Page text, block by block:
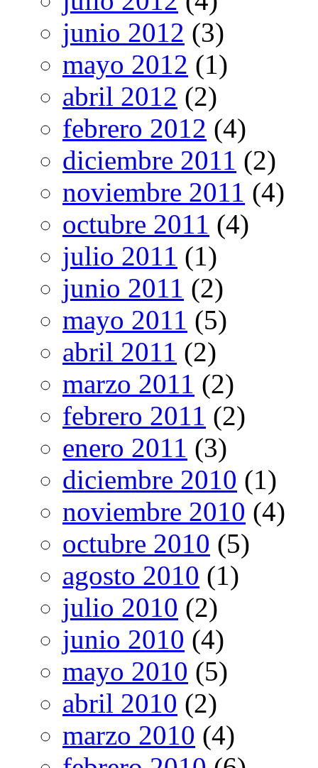
junio 2012 (3)
mayo 2012 (1)
abril 2012 (2)
febrero 2012 (4)
diciembre 2011 (2)
noviembre 2011 (4)
octubre 2011 (4)
julio 2011 (1)
junio 2011 (2)
mayo 2011 (5)
abril 2011 (2)
marzo 2011 (2)
febrero 2011 (2)
enero 2011 (3)
diciembre 2010 (1)
noviembre 2010 (4)
octubre 2010 (5)
agosto 2010 (1)
julio 2010 (2)
junio 2010 (4)
mayo 2010 (5)
abril 2010 (2)
marzo 2010 (4)